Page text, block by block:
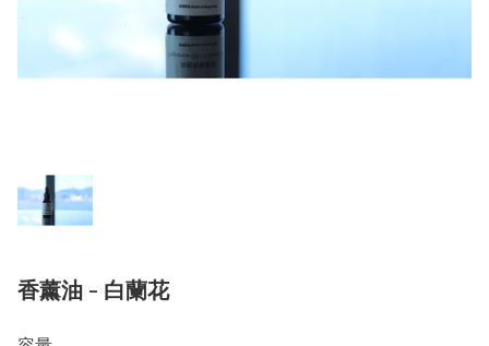
香薰油 - 白蘭花